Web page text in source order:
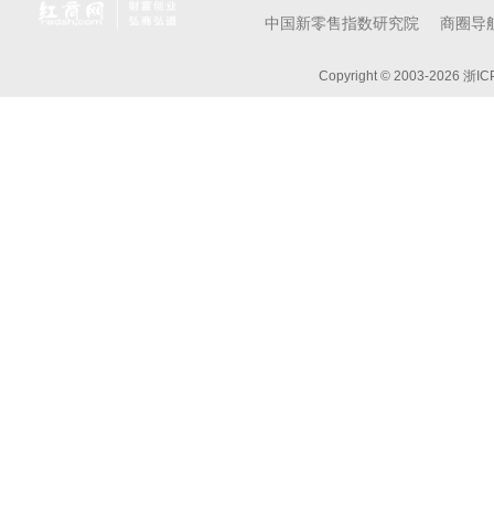
中国新零售指数研究院 商圈导
Copyright © 2003-2026 浙